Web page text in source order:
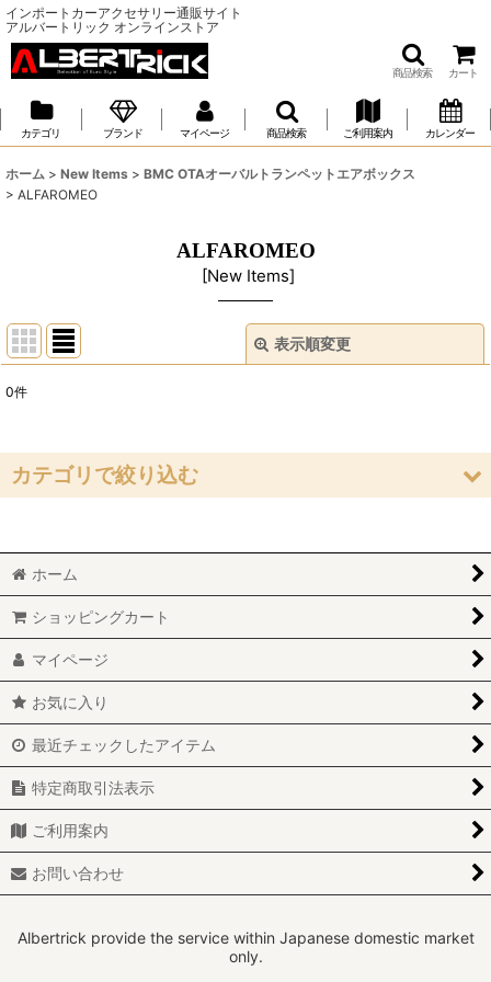
インポートカーアクセサリー通販サイト
アルバートリック オンラインストア
商品検索 カート
カテゴリ ブランド マイページ 商品検索 ご利用案内 カレンダー
ホーム > New Items > BMC OTAオーバルトランペットエアボックス
> ALFAROMEO
ALFAROMEO
[New Items]
表示順変更
並び順:
0件
カテゴリで絞り込む
ABARTH
ALFAROMEO
MITSUBISHI
SUBARU
TOYOTA
ホーム
ショッピングカート
マイページ
お気に入り
最近チェックしたアイテム
特定商取引法表示
ご利用案内
お問い合わせ
Albertrick provide the service within Japanese domestic market
only.